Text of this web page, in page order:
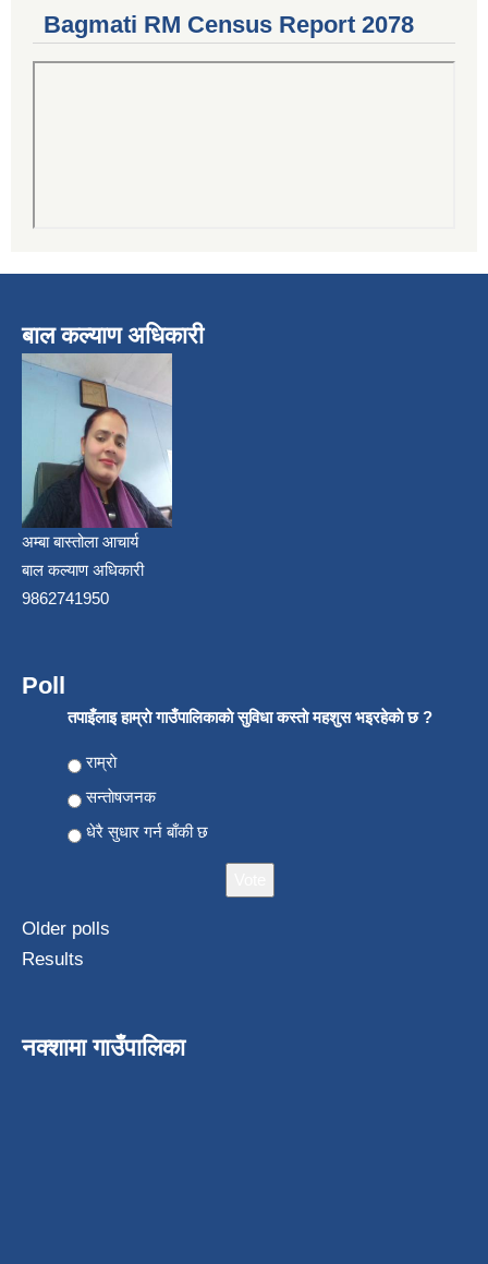
Bagmati RM Census Report 2078
बाल कल्याण अधिकारी
अम्बा बास्तोला आचार्य
बाल कल्याण अधिकारी
9862741950
Poll
तपाइँलाइ हाम्राे गाउँपालिकाकाे सुविधा कस्ताे महशुस भइरहेकाे छ ?
Choices
राम्राे
सन्ताेषजनक
धेरै सुधार गर्न बाँकी छ
Older polls
Results
नक्शामा गाउँपालिका